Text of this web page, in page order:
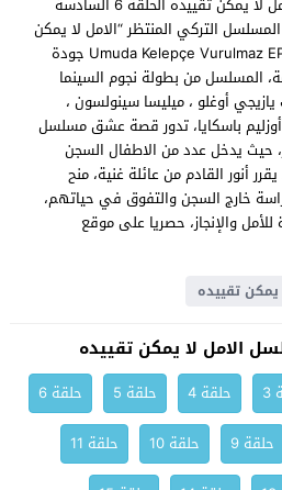
التركي المنتظر “الامل لا يمكن
تقييده حلقة 6” اون لاين Umuda Kelepçe Vurulmaz EP06 جودة
المسلسل من بطولة نجوم السينما
يازيجي أوغلو ، ميليسا سينولسون ،
أوزليم باسكايا، تدور قصة عشق مسلسل
حيث يدخل عدد من الاطفال السجن
أنور القادم من عائلة غنية، منح
خارج السجن والتفوق في حياتهم،
والإنجاز، حصريا على موقع
تقييده
الامل لا يمكن تقييده
حلقة 4 حلقة 5
حلقة 6
حلقة 9 حلقة 10
حلقة 11